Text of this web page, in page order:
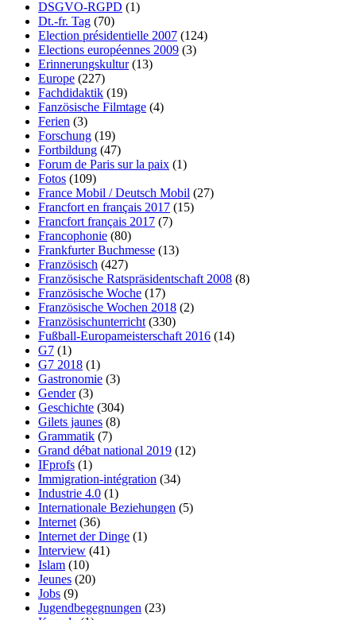
DSGVO-RGPD (1)
Dt.-fr. Tag (70)
Election présidentielle 2007 (124)
Elections européennes 2009 (3)
Erinnerungskultur(13)
Europe (227)
Fachdidaktik (19)
Fanzösische Filmtage (4)
Ferien (3)
Forschung (19)
Fortbildung (47)
Forum de Paris sur la paix (1)
Fotos (109)
France Mobil / Deutsch Mobil (27)
Francfort en français 2017 (15)
Francfort français 2017 (7)
Francophonie (80)
Frankfurter Buchmesse (13)
Französisch (427)
Französische Ratspräsidentschaft 2008 (8)
Französische Woche (17)
Französische Wochen 2018 (2)
Französischunterricht (330)
Fußball-Europameisterschaft 2016 (14)
G7 (1)
G7 2018 (1)
Gastronomie (3)
Gender(3)
Geschichte (304)
Gilets jaunes (8)
Grammatik (7)
Grand débat national 2019 (12)
IFprofs (1)
Immigration-intégration (34)
Industrie 4.0 (1)
Internationale Beziehungen (5)
Internet (36)
Internet der Dinge (1)
Interview (41)
Islam (10)
Jeunes (20)
Jobs (9)
Jugendbegegnungen (23)